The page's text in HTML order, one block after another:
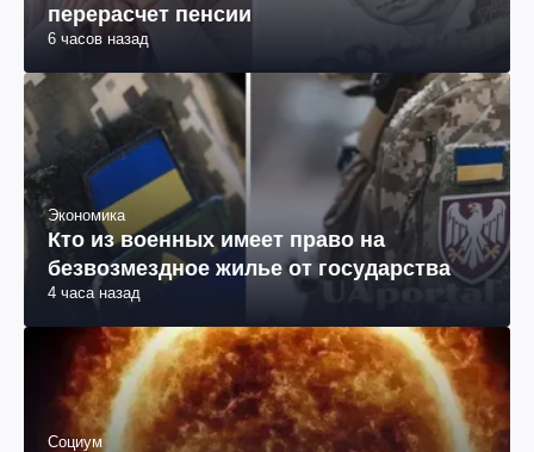
перерасчет пенсии
6 часов назад
Экономика
Кто из военных имеет право на
безвозмездное жилье от государства
4 часа назад
Социум